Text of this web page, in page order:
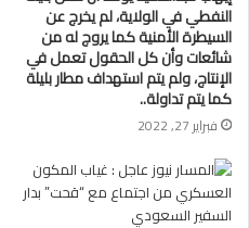
النفطي في الولاية، لم يخرج عن
السيطرة الأمنية كما يروج له من
شائعات وأن كل الحقول تعمل في
الإنتاج، ولم يتم استهداف مطار بليلة
كما يتم تداولة..
فبراير 27, 2022